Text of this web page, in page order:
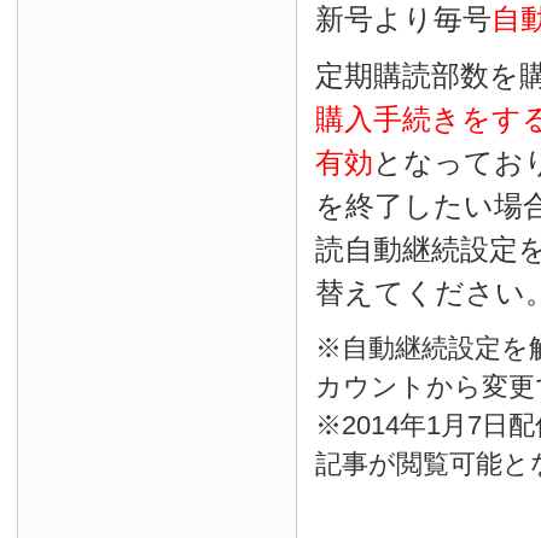
新号より毎号自
定期購読部数を
購入手続きをす
有効となってお
を終了したい場
読自動継続設定
替えてください
※自動継続設定を
カウントから変
※2014年1月7日
記事が閲覧可能